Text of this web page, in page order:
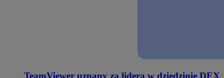
TeamViewer uznany za lidera w dziedzinie DEX